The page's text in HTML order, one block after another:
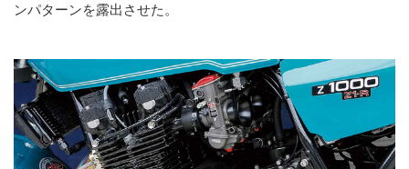
ンパターンを露出させた。